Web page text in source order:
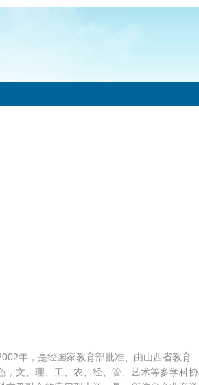
年，是经国家教育部批准、由山西省教育
，文、理、工、农、经、管、艺术等多学科协